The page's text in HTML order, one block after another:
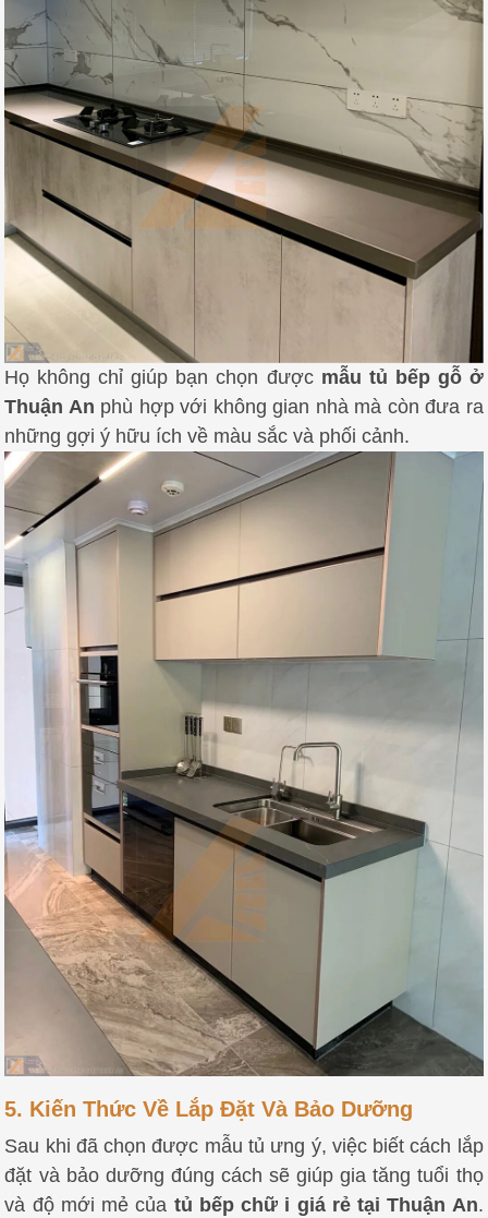
Họ không chỉ giúp bạn chọn được mẫu tủ bếp gỗ ở
Thuận An phù hợp với không gian nhà mà còn đưa ra
những gợi ý hữu ích về màu sắc và phối cảnh.
5. Kiến Thức Về Lắp Đặt Và Bảo Dưỡng
Sau khi đã chọn được mẫu tủ ưng ý, việc biết cách lắp
đặt và bảo dưỡng đúng cách sẽ giúp gia tăng tuổi thọ
và độ mới mẻ của tủ bếp chữ i giá rẻ tại Thuận An.